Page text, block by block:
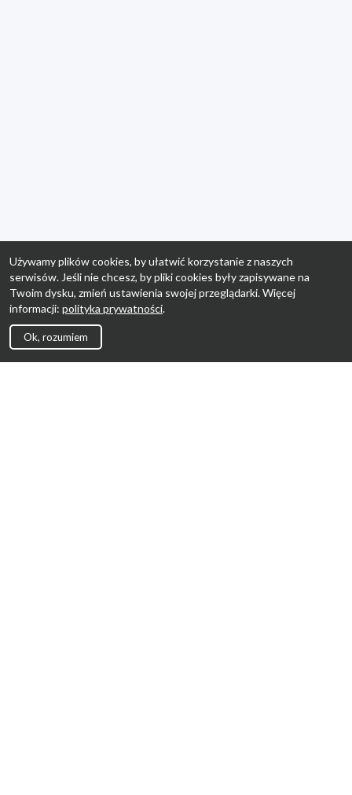
Używamy plików cookies, by ułatwić korzystanie z naszych
serwisów. Jeśli nie chcesz, by pliki cookies były zapisywane na
Twoim dysku, zmień ustawienia swojej przeglądarki. Więcej
informacji: polityka prywatności.
Ok, rozumiem